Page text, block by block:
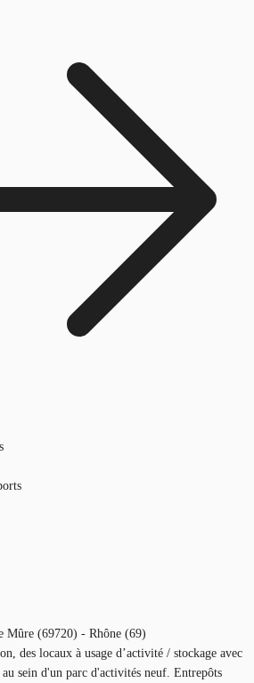
Mûre (69720) - Rhône (69)
des locaux à usage d’activité / stockage avec
au sein d'un parc d'activités neuf. Entrepôts